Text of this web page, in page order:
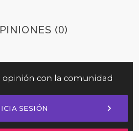
(0)
con la comunidad
SESIÓN chevron_right